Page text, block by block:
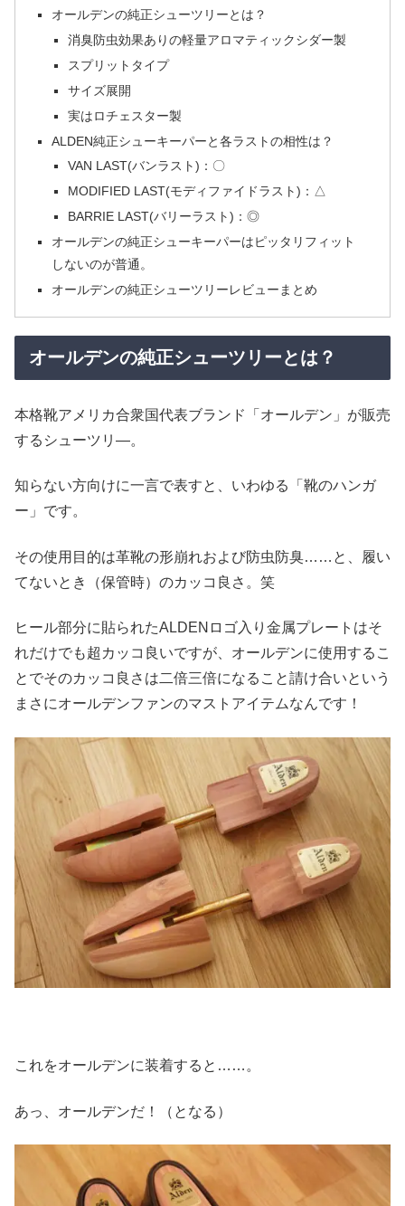
オールデンの純正シューツリーとは？
消臭防虫効果ありの軽量アロマティックシダー製
スプリットタイプ
サイズ展開
実はロチェスター製
ALDEN純正シューキーパーと各ラストの相性は？
VAN LAST(バンラスト)：〇
MODIFIED LAST(モディファイドラスト)：△
BARRIE LAST(バリーラスト)：◎
オールデンの純正シューキーパーはピッタリフィット
しないのが普通。
オールデンの純正シューツリーレビューまとめ
オールデンの純正シューツリーとは？
本格靴アメリカ合衆国代表ブランド「オールデン」が販売
するシューツリ―。
知らない方向けに一言で表すと、いわゆる「靴のハンガ
ー」です。
その使用目的は革靴の形崩れおよび防虫防臭……と、履い
てないとき（保管時）のカッコ良さ。笑
ヒール部分に貼られたALDENロゴ入り金属プレートはそ
れだけでも超カッコ良いですが、オールデンに使用するこ
とでそのカッコ良さは二倍三倍になること請け合いという
まさにオールデンファンのマストアイテムなんです！
これをオールデンに装着すると……。
あっ、オールデンだ！（となる）